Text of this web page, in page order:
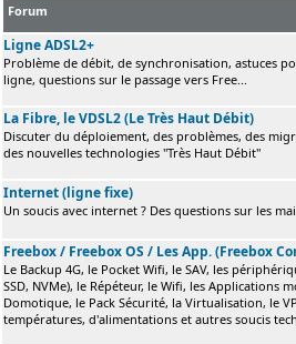
Forum
Ligne ADSL2+
Problème de débit, de synchronisation, astuces
ligne, questions sur le passage vers Free...
La Fibre, le VDSL2 (Le Très Haut Débit)
Discuter du déploiement, des problèmes, des
des nouvelles technologies "Très Haut Débit"
Internet (ligne fixe)
Un soucis avec internet ? Des questions sur les
Freebox / Freebox OS / Les App. (Freebox
Le Backup 4G, le Pocket Wifi, le SAV, les
SSD, NVMe), le Répéteur, le Wifi, les Applications
Domotique, le Pack Sécurité, la Virtualisation, le
températures, d'alimentations et autres soucis